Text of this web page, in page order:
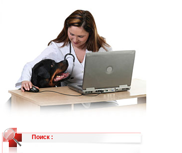
Поиск :